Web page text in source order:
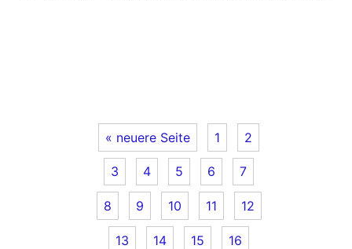
« neuere Seite 1 2
3 4 5 6 7
8 9 10 11 12
13 14 15 16